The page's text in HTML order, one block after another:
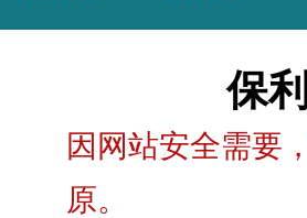
保
因网站安全需要
原。